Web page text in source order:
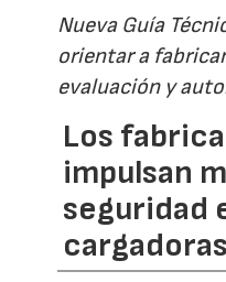
Nueva Guía
orientar a
evaluación y
Los
impulsan
seguridad